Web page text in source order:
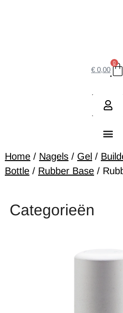
€ 0,00
0
Home / Nagels / Gel /
Bottle / Rubber Base /
Categorieën